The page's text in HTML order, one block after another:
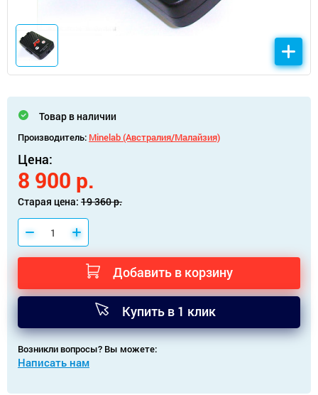
Товар в наличии
Производитель: Minelab (Австралия/Малайзия)
Цена:
8 900 р.
Старая цена: 19 360 р.
Добавить в корзину
Купить в 1 клик
Возникли вопросы? Вы можете:
Написать нам